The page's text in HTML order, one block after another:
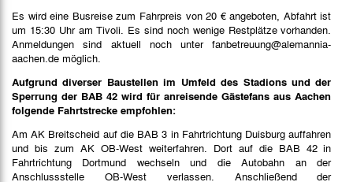
Es wird eine Busreise zum Fahrpreis von 20 € angeboten, Abfahrt ist
um 15:30 Uhr am Tivoli. Es sind noch wenige Restplätze vorhanden.
Anmeldungen sind aktuell noch unter fanbetreuung@alemannia-
aachen.de möglich.
Aufgrund diverser Baustellen im Umfeld des Stadions und der
Sperrung der BAB 42 wird für anreisende Gästefans aus Aachen
folgende Fahrtstrecke empfohlen:
Am AK Breitscheid auf die BAB 3 in Fahrtrichtung Duisburg auffahren
und bis zum AK OB-West weiterfahren. Dort auf die BAB 42 in
Fahrtrichtung Dortmund wechseln und die Autobahn an der
Anschlussstelle OB-West verlassen. Anschließend der